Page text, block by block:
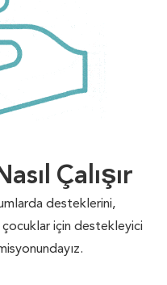
Çalışır
desteklerini,
için destekleyici